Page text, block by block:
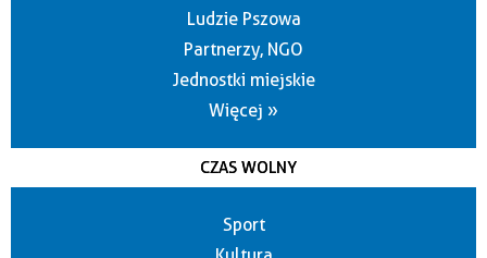
Ludzie Pszowa
Partnerzy, NGO
Jednostki miejskie
Więcej »
CZAS WOLNY
Sport